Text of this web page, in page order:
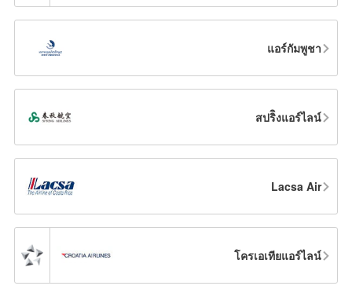
แอร์กัมพูชา
สปริิงแอร์ไลน์
Lacsa Air
โครเอเทียแอร์ไลน์